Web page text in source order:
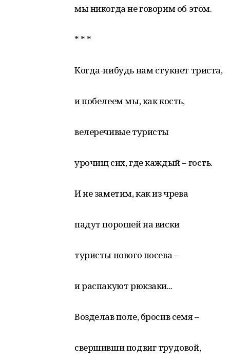
мы никогда не говорим об этом.
* * *
Когда-нибудь нам стукнет триста,
и побелеем мы, как кость,
велеречивые туристы
урочищ сих, где каждый – гость.
И не заметим, как из чрева
падут порошей на виски
туристы нового посева –
и распакуют рюкзаки...
Возделав поле, бросив семя –
свершивши подвиг трудовой,